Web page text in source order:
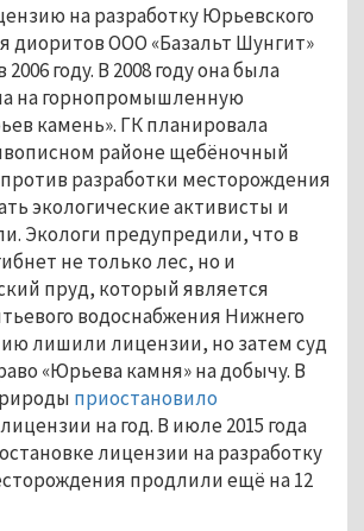
на разработку Юрьевского
диоритов ООО «Базальт Шунгит»
году. В 2008 году она была
на горнопромышленную
камень». ГК планировала
районе щебёночный
против разработки месторождения
экологические активисты и
Экологи предупредили, что в
не только лес, но и
пруд, который является
водоснабжения Нижнего
лишили лицензии, но затем суд
«Юрьева камня» на добычу. В
приостановило
на год. В июле 2015 года
лицензии на разработку
продлили ещё на 12